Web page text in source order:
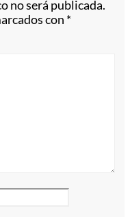
no será publicada.
con *